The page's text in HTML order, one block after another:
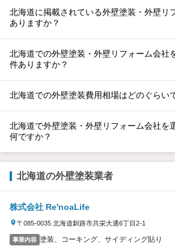
北海道に掲載されている外壁塗装・外壁リ
ありますか？
北海道での外壁塗装・外壁リフォーム会社
件ありますか？
北海道での外壁塗装費用相場はどのぐらい
北海道で外壁塗装・外壁リフォーム会社を
何ですか？
北海道の外壁塗装業者
株式会社 Re'noaLife
〒085-0035 北海道釧路市共栄大通6丁目2-1
事業内容 塗装、コーキング、サイディング貼り